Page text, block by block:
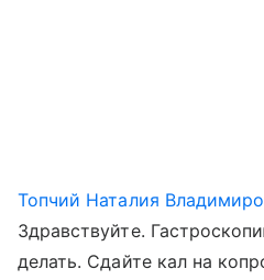
Топчий Наталия
Здравствуйте.
делать. Сдайте кал на